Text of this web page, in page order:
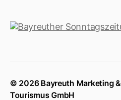
© 2026 Bayreuth Marketing &
Tourismus GmbH